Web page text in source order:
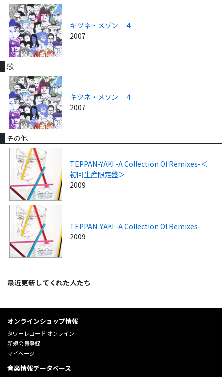
キツネ・メゾン ４
2007
歌
キツネ・メゾン ４
2007
その他
TEPPAN-YAKI -A Collection Of Remixes-＜
初回生産限定盤＞
2009
TEPPAN-YAKI -A Collection Of Remixes-
2009
最近更新してくれた人たち
オンラインショップ情報
タワーレコード オンライン
新規会員登録
マイページ
音楽情報データベース